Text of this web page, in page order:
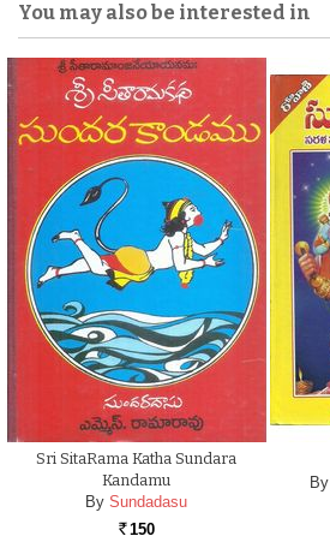
You may also be interested in
Sri SitaRama Katha Sundara
Kandamu
By Sundadasu
Rs. 150
By